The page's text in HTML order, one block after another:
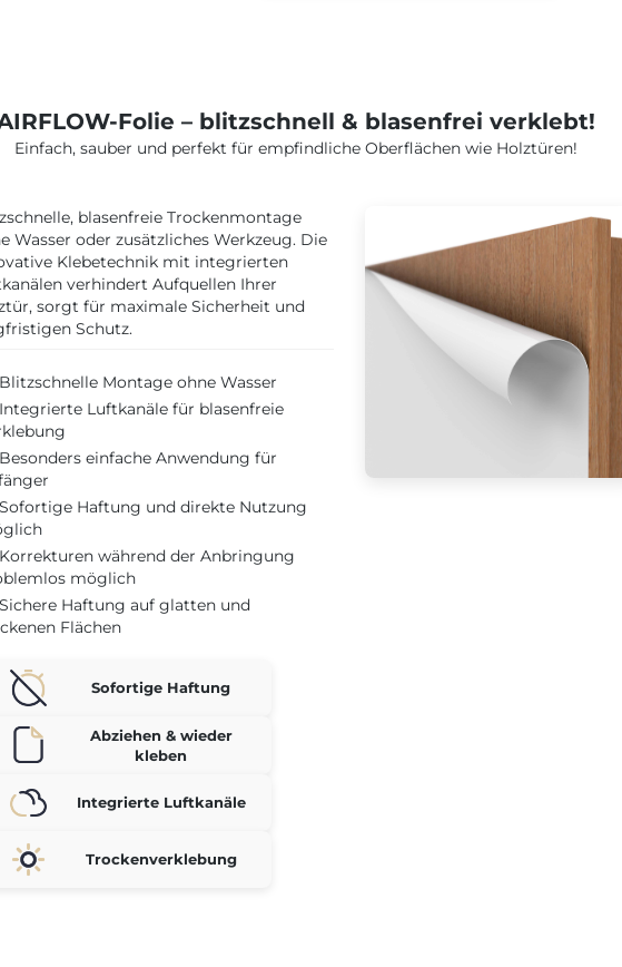
Folie – blitzschnell & blasenfrei verklebt!
Einfach, sauber und perfekt für empfindliche Oberflächen wie Holztüren!
blasenfreie Trockenmontage
Wasser oder zusätzliches Werkzeug. Die
Klebetechnik mit integrierten
verhindert Aufquellen Ihrer
sorgt für maximale Sicherheit und
Schutz.
Blitzschnelle Montage ohne Wasser
Integrierte Luftkanäle für blasenfreie
Besonders einfache Anwendung für
Sofortige Haftung und direkte Nutzung
Korrekturen während der Anbringung
möglich
Sichere Haftung auf glatten und
Flächen
Sofortige Haftung
Abziehen & wieder
kleben
Integrierte Luftkanäle
Trockenverklebung